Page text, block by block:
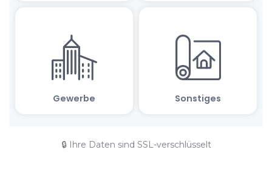
🔒 Ihre Daten sind SSL-verschlüsselt